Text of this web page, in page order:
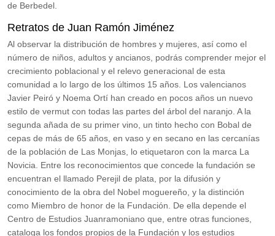
de Berbedel.
Retratos de Juan Ramón Jiménez
Al observar la distribución de hombres y mujeres, así como el
número de niños, adultos y ancianos, podrás comprender mejor el
crecimiento poblacional y el relevo generacional de esta
comunidad a lo largo de los últimos 15 años. Los valencianos
Javier Peiró y Noema Ortí han creado en pocos años un nuevo
estilo de vermut con todas las partes del árbol del naranjo. A la
segunda añada de su primer vino, un tinto hecho con Bobal de
cepas de más de 65 años, en vaso y en secano en las cercanías
de la población de Las Monjas, lo etiquetaron con la marca La
Novicia. Entre los reconocimientos que concede la fundación se
encuentran el llamado Perejil de plata,​ por la difusión y
conocimiento de la obra del Nobel moguereño, y la distinción
como Miembro de honor de la Fundación.​ De ella depende el
Centro de Estudios Juanramoniano que, entre otras funciones,
cataloga los fondos propios de la Fundación y los estudios